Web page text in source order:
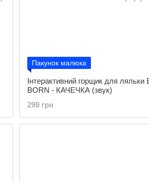
Пакунок малюка
Інтерактивний горщик для ляльки
BORN - КАЧЕЧКА (звук)
299 грн